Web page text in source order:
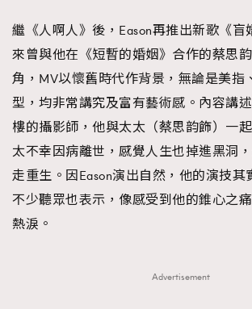
繼《人啊人》後，Eason再推出新歌《盲
來曾與他在《短暫的婚姻》合作的蔡思
角，MV以懷舊時代作背景，無論是美指
型，均非常講究及富有藝術感。內容講
樓的攝影師，他與太太（蔡思韵飾）一
太不幸因病離世，感覺人生也掉進黑洞
走重生。因Eason演出自然，他的演技其
不少聽眾也表示，像感受到他的錐心之
熱淚。
Advertisement